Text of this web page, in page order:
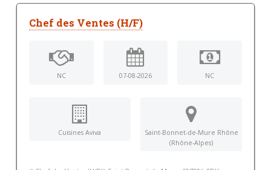
Chef des Ventes (H/F)
NC 07-08-2026 NC
Cuisines Aviva
Saint-Bonnet-de-Mure Rhône
(Rhône-Alpes)